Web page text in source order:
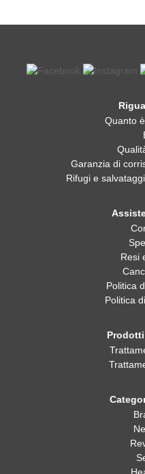
Quanto
Garanzia di
Rifugi e
Resi
Politica
Politica